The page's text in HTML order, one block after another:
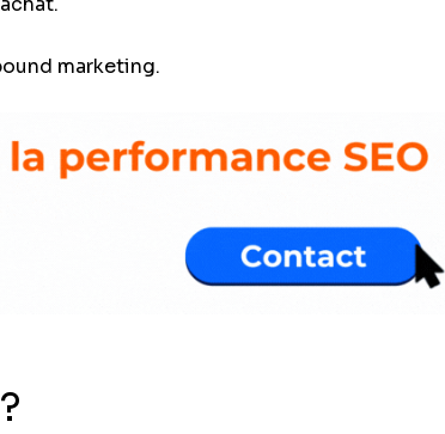
marketing.